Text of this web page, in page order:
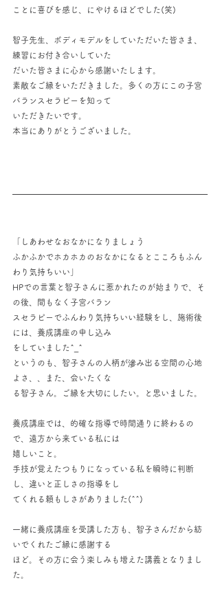
ことに喜びを感じ、にやけるほどでした(笑)
智子先生、ボディモデルをしていただいた皆さま、
練習にお付き合いしていた
だいた皆さまに心から感謝いたします。
素敵なご縁をいただきました。多くの方にこの子宮
バランスセラピーを知って
いただきたいです。
本当にありがとうございました。
「しあわせなおなかになりましょう
ふかふかでホカホカのおなかになるとこころもふん
わり気持ちいい」
HPでの言葉と智子さんに惹かれたのが始まりで、そ
の後、間もなく子宮バラン
スセラピーでふんわり気持ちいい経験をし、施術後
には、養成講座の申し込み
をしていました^_^
というのも、智子さんの人柄が滲み出る空間の心地
よさ、、また、会いたくな
る智子さん。ご縁を大切にしたい。と思いました。
養成講座では、的確な指導で時間通りに終わるの
で、遠方から来ている私には
嬉しいこと。
手技が覚えたつもりになっている私を瞬時に判断
し、違いと正しさの指導をし
てくれる頼もしさがありました(^^)
一緒に養成講座を受講した方も、智子さんだから紡
いでくれたご縁に感謝する
ほど。その方に会う楽しみも増えた講義となりまし
た。